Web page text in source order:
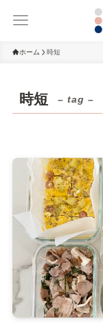
ホーム 時短
時短 – tag –